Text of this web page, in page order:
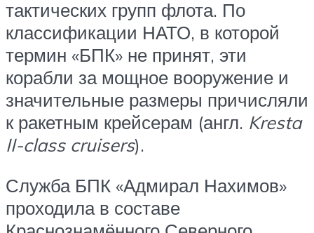
тактических групп флота. По
классификации НАТО, в которой
термин «БПК» не принят, эти
корабли за мощное вооружение и
значительные размеры причисляли
к ракетным крейсерам (англ. Kresta
II-class cruisers).
Служба БПК «Адмирал Нахимов»
проходила в составе